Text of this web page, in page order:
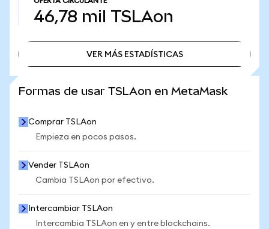
46,78 mil TSLAon
VER MÁS ESTADÍSTICAS
Formas de usar TSLAon en MetaMask
Comprar TSLAon
Empieza en pocos pasos.
Vender TSLAon
Cambia TSLAon por efectivo.
Intercambiar TSLAon
Intercambia TSLAon en y entre blockchains.